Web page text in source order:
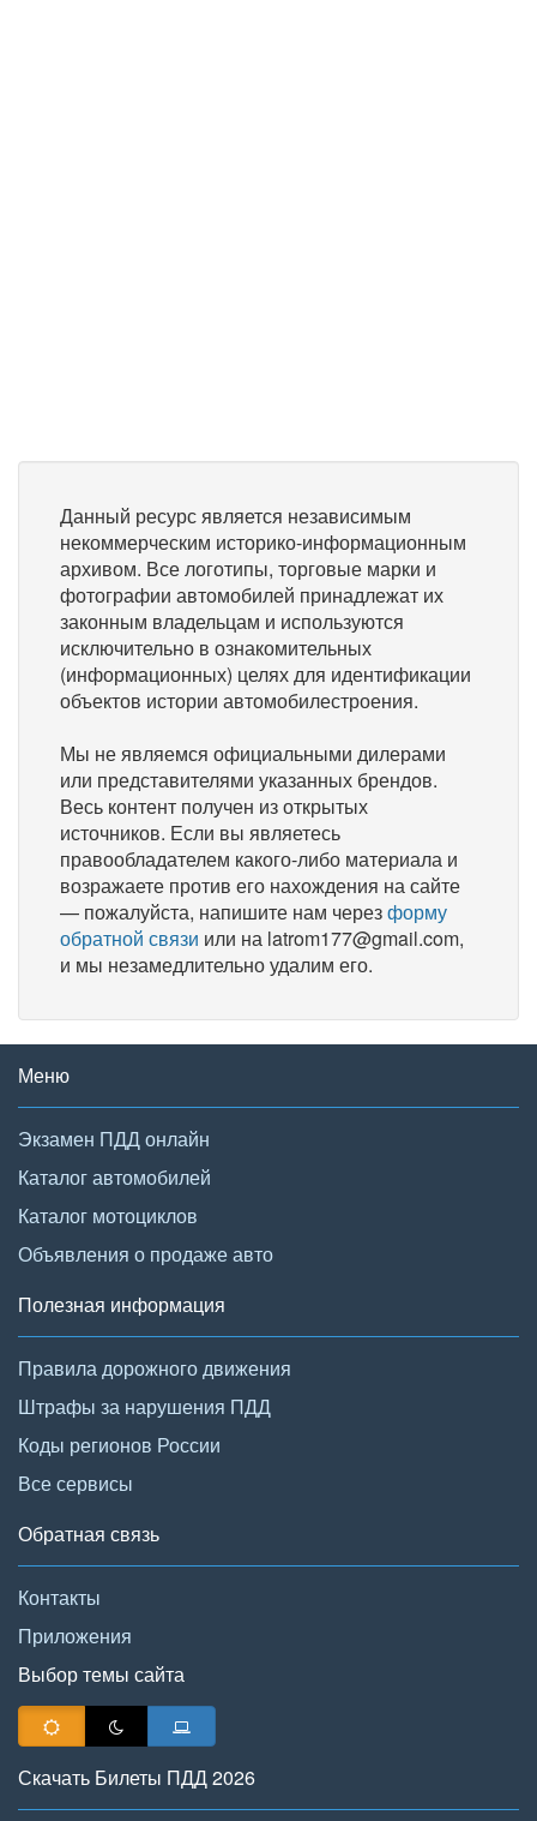
Данный ресурс является независимым
некоммерческим историко-информационным
архивом. Все логотипы, торговые марки и
фотографии автомобилей принадлежат их
законным владельцам и используются
исключительно в ознакомительных
(информационных) целях для идентификации
объектов истории автомобилестроения.
Мы не являемся официальными дилерами
или представителями указанных брендов.
Весь контент получен из открытых
источников. Если вы являетесь
правообладателем какого-либо материала и
возражаете против его нахождения на сайте
— пожалуйста, напишите нам черезформу
обратной связи или на latrom177@gmail.com,
и мы незамедлительно удалим его.
Меню
Экзамен ПДД онлайн
Каталог автомобилей
Каталог мотоциклов
Объявления о продаже авто
Полезная информация
Правила дорожного движения
Штрафы за нарушения ПДД
Коды регионов России
Все сервисы
Обратная связь
Контакты
Приложения
Выбор темы сайта
Скачать Билеты ПДД 2026